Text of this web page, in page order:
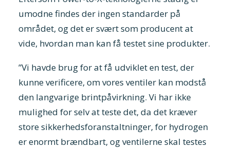
umodne findes der ingen standarder på
området, og det er svært som producent at
vide, hvordan man kan få testet sine produkter.
”Vi havde brug for at få udviklet en test, der
kunne verificere, om vores ventiler kan modstå
den langvarige brintpåvirkning. Vi har ikke
mulighed for selv at teste det, da det kræver
store sikkerhedsforanstaltninger, for hydrogen
er enormt brændbart, og ventilerne skal testes